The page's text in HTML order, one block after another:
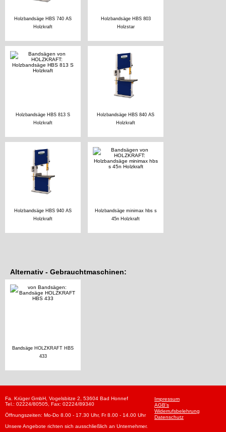
Holzbandsäge HBS 740 AS
Holzkraft
Holzbandsäge HBS 803
Holzstar
Holzbandsäge HBS 813 S
Holzkraft
Holzbandsäge HBS 840 AS
Holzkraft
Holzbandsäge HBS 940 AS
Holzkraft
Holzbandsäge minimax hbs s
45n Holzkraft
Alternativ - Gebrauchtmaschinen:
Bandsäge HOLZKRAFT HBS
433
Fa. Krüger GmbH, Vogelsbitze 2, 53604 Bad Honnef
Tel.: 02224/80505, Fax: 02224/89340
Öffnungszeiten: Mo-Do 8.00 - 17.30 Uhr, Fr 8.00 - 14.00 Uhr
Unsere Angebote richten sich ausschließlich an Unternehmer.
Impressum
AGB's
Widerrufsbelehrung
Datenschutz